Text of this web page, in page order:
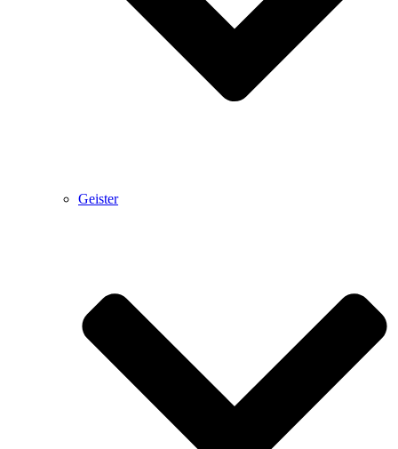
Geister